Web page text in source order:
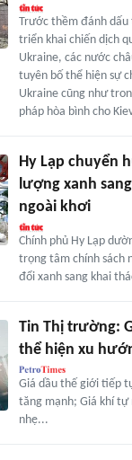
Trước thềm đánh dấu
triển khai chiến dịch
Ukraine, các nước
tuyên bố thể hiện sự
Ukraine cũng như
pháp hòa bình cho
Hy Lạp chuyển
lượng xanh
ngoài khơi
Chính phủ Hy Lạp
trọng tâm chính sách
đổi xanh sang khai
Tin Thị trường:
thể hiện xu
Giá dầu thế giới tiếp
tăng mạnh; Giá khí
nhẹ...